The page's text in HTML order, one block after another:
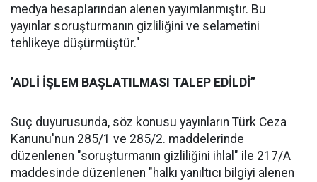
medya hesaplarından alenen yayımlanmıştır. Bu
yayınlar soruşturmanın gizliliğini ve selametini
tehlikeye düşürmüştür."
’ADLİ İŞLEM BAŞLATILMASI TALEP EDİLDİ’’
Suç duyurusunda, söz konusu yayınların Türk Ceza
Kanunu'nun 285/1 ve 285/2. maddelerinde
düzenlenen "soruşturmanın gizliliğini ihlal" ile 217/A
maddesinde düzenlenen "halkı yanıltıcı bilgiyi alenen